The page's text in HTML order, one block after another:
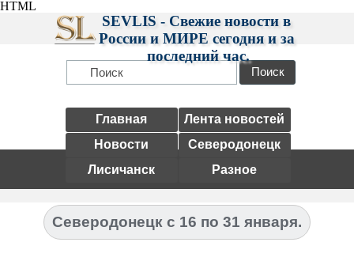
HTML
Главная
Лента новостей
Новости
Северодонецк
Лисичанск
Разное
Поиск
SEVLIS - Свежие новости в
России и МИРЕ сегодня и за
последний час.
Северодонецк с 16 по 31 января.